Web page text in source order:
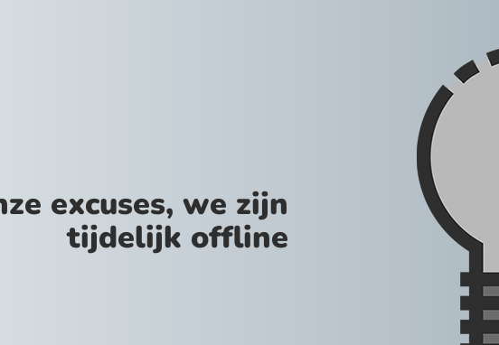
excuses, we zijn
tijdelijk offline